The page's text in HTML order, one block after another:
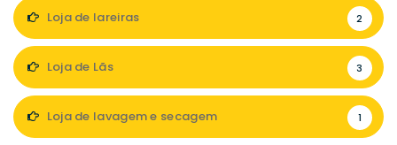
Loja de lareiras 2
Loja de Lãs 3
Loja de lavagem e secagem 1